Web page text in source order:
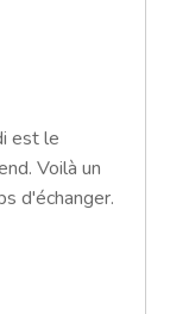
est le
Voilà un
d'échanger.